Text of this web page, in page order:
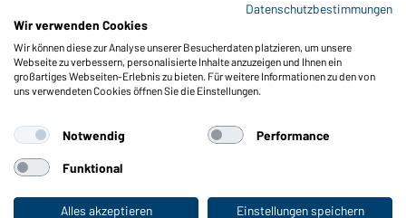
Gustav Daiber GmbH
Vor dem Weißen Stein 25-31
D-72461 Albstadt
Zu den Katalogen
Impressum Datenschutz Cookie-Einstellungen
Datenschutzbestimmungen
Wir verwenden Cookies
Wir können diese zur Analyse unserer Besucherdaten platzieren, um unsere
Webseite zu verbessern, personalisierte Inhalte anzuzeigen und Ihnen ein
großartiges Webseiten-Erlebnis zu bieten. Für weitere Informationen zu den von
uns verwendeten Cookies öffnen Sie die Einstellungen.
Notwendig Performance
Funktional
Alles akzeptieren Einstellungen speichern